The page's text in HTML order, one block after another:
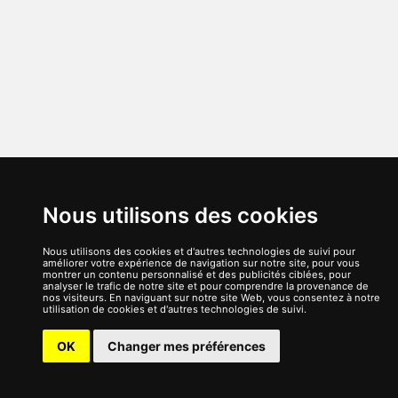
Nous utilisons des cookies
Nous utilisons des cookies et d'autres technologies de suivi pour
améliorer votre expérience de navigation sur notre site, pour vous
montrer un contenu personnalisé et des publicités ciblées, pour
analyser le trafic de notre site et pour comprendre la provenance de
nos visiteurs. En naviguant sur notre site Web, vous consentez à notre
utilisation de cookies et d'autres technologies de suivi.
OK Changer mes préférences